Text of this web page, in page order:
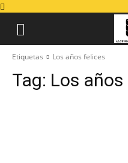
Etiquetas Los años felices
Tag: Los